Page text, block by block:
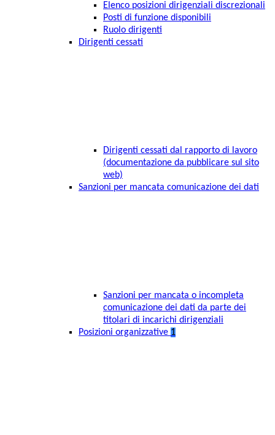
Elenco posizioni dirigenziali discrezionali
Posti di funzione disponibili
Ruolo dirigenti
Dirigenti cessati
Dirigenti cessati dal rapporto di lavoro
(documentazione da pubblicare sul sito
web)
Sanzioni per mancata comunicazione dei dati
Sanzioni per mancata o incompleta
comunicazione dei dati da parte dei
titolari di incarichi dirigenziali
Posizioni organizzative 1